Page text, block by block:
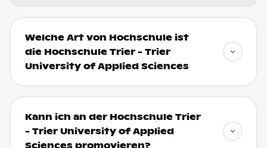
Welche Art von Hochschule ist
die Hochschule Trier - Trier
University of Applied Sciences
Kann ich an der Hochschule Trier
- Trier University of Applied
Sciences promovieren?